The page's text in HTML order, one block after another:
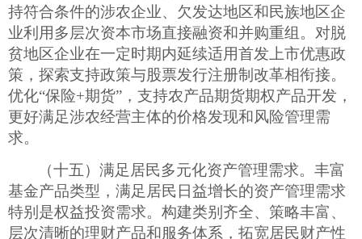
持符合条件的涉农企业、欠发达地区和民族地区企
业利用多层次资本市场直接融资和并购重组。对脱
贫地区企业在一定时期内延续适用首发上市优惠政
策，探索支持政策与股票发行注册制改革相衔接。
优化“保险+期货”，支持农产品期货期权产品开发，
更好满足涉农经营主体的价格发现和风险管理需
求。
（十五）满足居民多元化资产管理需求。丰富
基金产品类型，满足居民日益增长的资产管理需求
特别是权益投资需求。构建类别齐全、策略丰富、
层次清晰的理财产品和服务体系，拓宽居民财产性